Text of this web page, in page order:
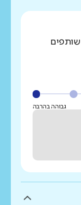
שותפים
גבוהה בהרבה